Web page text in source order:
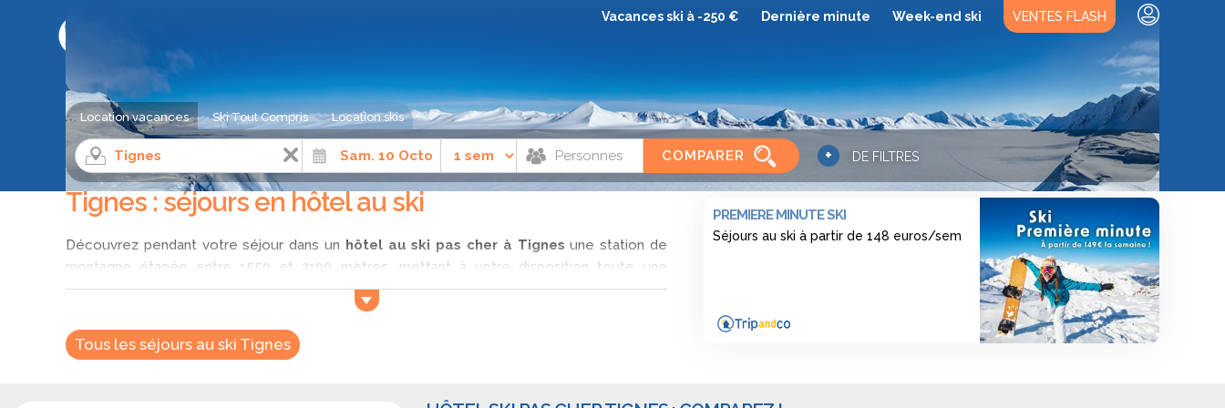
LE COMPARATEUR DE SÉJOUR AU SKI
Vacances ski à -250 € Dernière minute Week-end ski VENTES FLASH
Location vacances Ski Tout Compris Location skis
COMPARER + DE FILTRES
Hotel ski Alpes du Nord Savoie Tignes
Tignes : séjours en hôtel au ski
Découvrez pendant votre séjour dans un hôtel au ski pas cher à Tignes une station de
montagne étagée entre 1550 et 2100 mètres, mettant à votre disposition toute une
multitude d'équipements sportifs. Pour votre réservation d'hôtel au ski à Tignes, découvrez
où partir au meilleur prix parmi les séjours disponibles auprès de plusieurs sites spécialisés.
Vous aurez le choix entre plusieurs hôtels de catégories différentes, si vous êtes en
familiale ou une suite. Également, les séjours en hôtel clubs sont parfaits avec des enfants,
Tous les séjours au ski Tignes
PREMIERE MINUTE SKI
Séjours au ski à partir de 148 euros/sem